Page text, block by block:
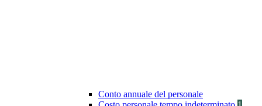
Conto annuale del personale